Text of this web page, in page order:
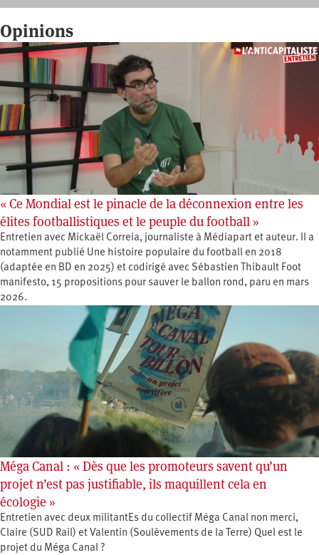
Opinions
« Ce Mondial est le pinacle de la déconnexion entre les
élites footballistiques et le peuple du football »
Entretien avec Mickaël Correia, journaliste à Médiapart et auteur. Il a
notamment publié Une histoire populaire du football en 2018
(adaptée en BD en 2025) et codirigé avec Sébastien Thibault Foot
manifesto, 15 propositions pour sauver le ballon rond, paru en mars
2026.
Méga Canal : « Dès que les promoteurs savent qu’un
projet n’est pas justifiable, ils maquillent cela en
écologie »
Entretien avec deux militantEs du collectif Méga Canal non merci,
Claire (SUD Rail) et Valentin (Soulèvements de la Terre) Quel est le
projet du Méga Canal ?